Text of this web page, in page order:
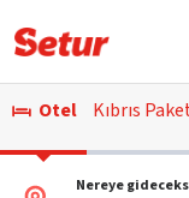
Otel Kıbrıs
Nereye